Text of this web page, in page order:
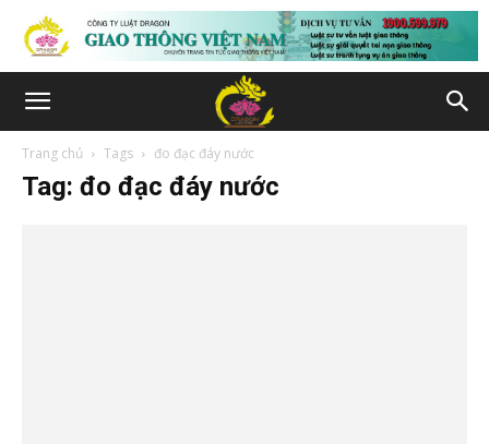
Trang chủ Tags đo đạc đáy nước
Tag: đo đạc đáy nước